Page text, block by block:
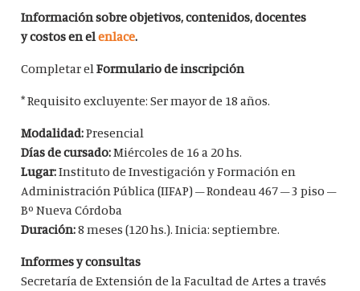
Información sobre objetivos, contenidos, docentes
y costos en elenlace.
Completar elFormulario de inscripción
* Requisito excluyente: Ser mayor de 18 años.
Modalidad:Presencial
Días de cursado:Miércoles de 16 a 20 hs.
Lugar:Instituto de Investigación y Formación en
Administración Pública (IIFAP) – Rondeau 467 – 3 piso –
Bº Nueva Córdoba
Duración:8 meses (120 hs.). Inicia: septiembre.
Informes y consultas
Secretaría de Extensión de la Facultad de Artes a través